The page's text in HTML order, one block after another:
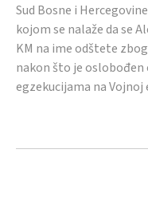
Sud Bosne i
kojom se nalaže da se
KM na ime odštete
nakon što je oslobođen
egzekucijama na